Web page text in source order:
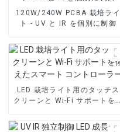
120W/240W PCBA 栽培ライ
ト - UV と IR を個別に制御
LED 栽培ライト用のタッチス
クリーンと Wi-Fi サポートを備